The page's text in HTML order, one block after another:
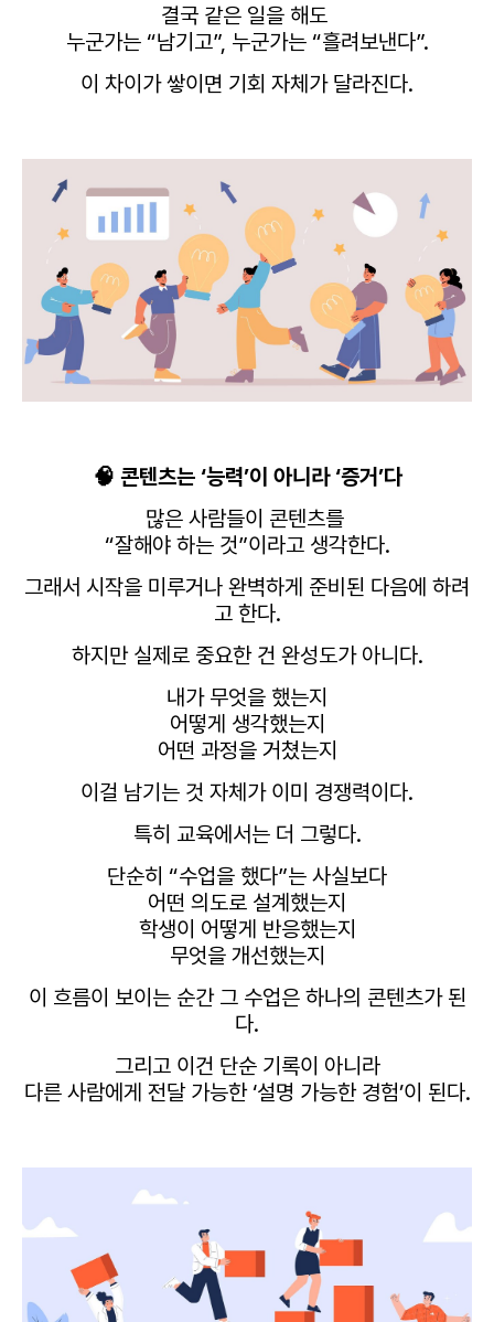
결국 같은 일을 해도
누군가는 “남기고”, 누군가는 “흘려보낸다”.
이 차이가 쌓이면 기회 자체가 달라진다.
🧠 콘텐츠는 ‘능력’이 아니라 ‘증거’다
많은 사람들이 콘텐츠를
“잘해야 하는 것”이라고 생각한다.
그래서 시작을 미루거나 완벽하게 준비된 다음에 하려
고 한다.
하지만 실제로 중요한 건 완성도가 아니다.
내가 무엇을 했는지
어떻게 생각했는지
어떤 과정을 거쳤는지
이걸 남기는 것 자체가 이미 경쟁력이다.
특히 교육에서는 더 그렇다.
단순히 “수업을 했다”는 사실보다
어떤 의도로 설계했는지
학생이 어떻게 반응했는지
무엇을 개선했는지
이 흐름이 보이는 순간 그 수업은 하나의 콘텐츠가 된
다.
그리고 이건 단순 기록이 아니라
다른 사람에게 전달 가능한 ‘설명 가능한 경험’이 된다.